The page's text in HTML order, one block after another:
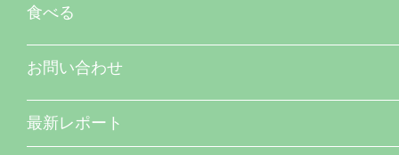
食べる
お問い合わせ
最新レポート